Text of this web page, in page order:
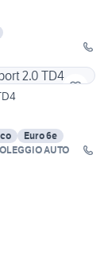
Euro 6e
AUTO